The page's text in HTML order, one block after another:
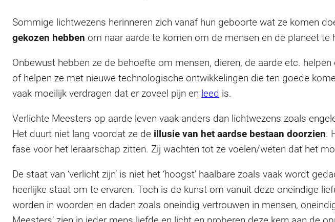
Sommige lichtwezens herinneren zich vanaf hun geboorte wat ze komen
gekozen hebben om naar aarde te komen om de mensen en de planeet te
Onbewust hebben ze de behoefte om mensen, dieren, de aarde etc.
of helpen ze met nieuwe technologische ontwikkelingen die ten goede
vaak moeilijk verdragen dat er zoveel pijn en leed is.
Verlichte Meesters op aarde leven vaak anders dan lichtwezens zoals
Het duurt niet lang voordat ze de illusie van het aardse bestaan doorzien.
fase voor het leraarschap zitten. Zij wachten tot ze voelen/weten dat het
De staat van ‘verlicht zijn’ is niet het ‘hoogst’ haalbare zoals vaak wordt
heerlijke staat om te ervaren. Toch is de kunst om vanuit deze oneindige
worden in woorden en daden zoals oneindig vertrouwen in mensen,